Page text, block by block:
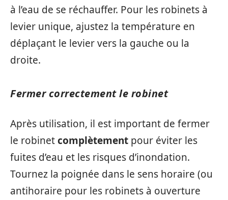
à l’eau de se réchauffer. Pour les robinets à
levier unique, ajustez la température en
déplaçant le levier vers la gauche ou la
droite.
Fermer correctement le robinet
Après utilisation, il est important de fermer
le robinetcomplètement pour éviter les
fuites d’eau et les risques d’inondation.
Tournez la poignée dans le sens horaire (ou
antihoraire pour les robinets à ouverture